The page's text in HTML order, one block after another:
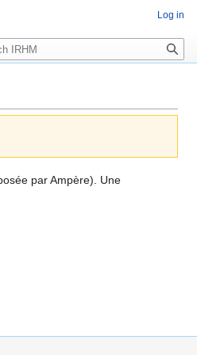
par Ampère). Une
Log in